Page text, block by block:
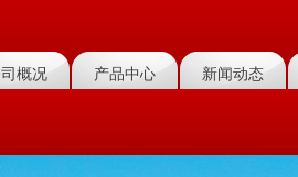
概况 产品中心 新闻动态